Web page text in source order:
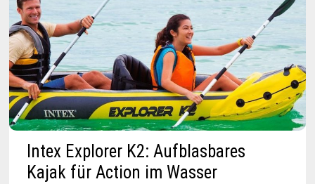
Intex Explorer K2: Aufblasbares
Kajak für Action im Wasser